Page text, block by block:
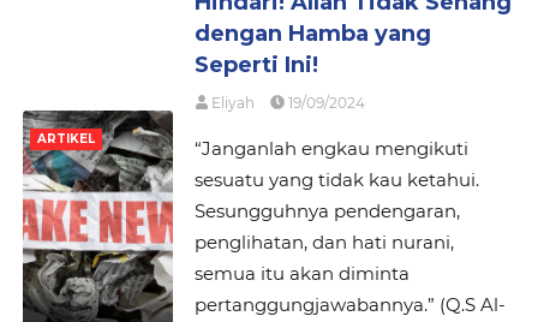
ARTIKEL
dengan Hamba yang
Seperti Ini!
Eliyah 19/09/2024
“Janganlah engkau mengikuti
sesuatu yang tidak kau ketahui.
Sesungguhnya pendengaran,
penglihatan, dan hati nurani,
semua itu akan diminta
pertanggungjawabannya.” (Q.S Al-